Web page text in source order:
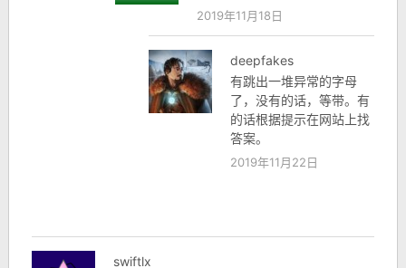
2019年11月18日
deepfakes
有跳出一堆异常的字母
了，没有的话，等带。有
的话根据提示在网站上找
答案。
2019年11月22日
swiftlx